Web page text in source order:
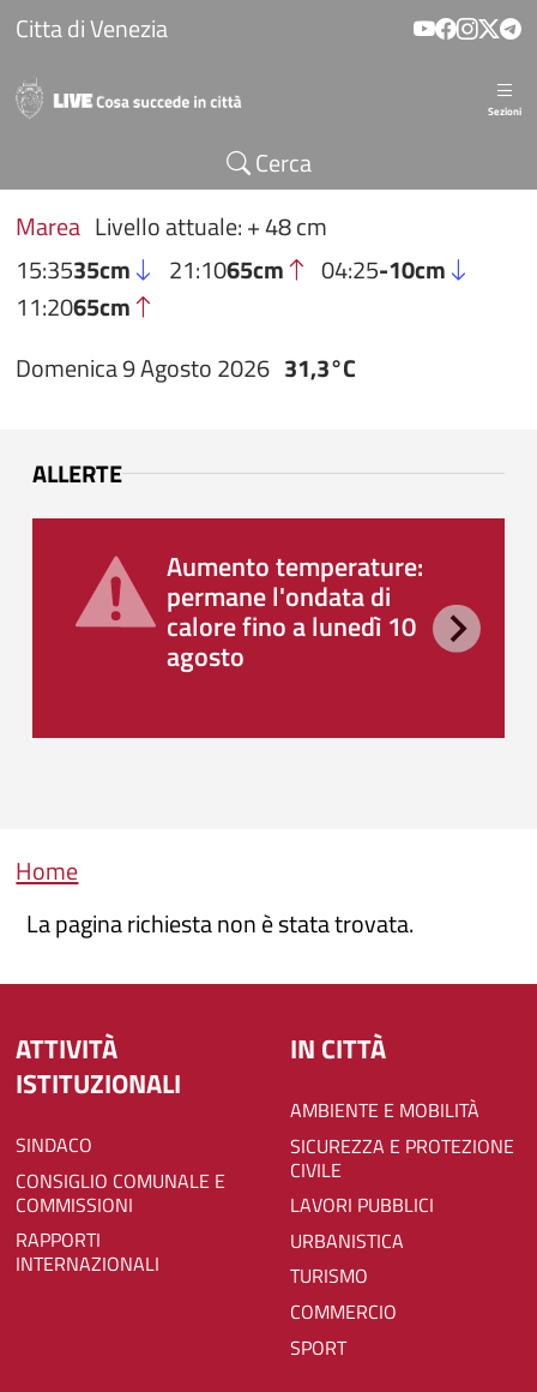
Salta al contenuto principale
Citta di Venezia
Sezioni
Cerca
Marea Livello attuale: + 48 cm
15:3535cm 21:1065cm 04:25-10cm
11:2065cm
Domenica 9 Agosto 2026 31,3°C
ALLERTE
Aumento temperature:
permane l'ondata di
calore fino a lunedì 10
agosto
Briciole di pane
Home
La pagina richiesta non è stata trovata.
ATTIVITÀ
ISTITUZIONALI
SINDACO
CONSIGLIO COMUNALE E
COMMISSIONI
RAPPORTI
INTERNAZIONALI
IN CITTÀ
AMBIENTE E MOBILITÀ
SICUREZZA E PROTEZIONE
CIVILE
LAVORI PUBBLICI
URBANISTICA
TURISMO
COMMERCIO
SPORT